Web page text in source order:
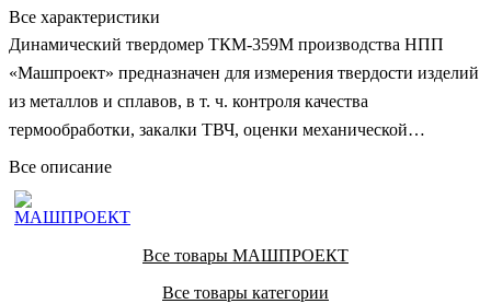
Все характеристики
Динамический твердомер ТКМ-359М производства НПП
«Машпроект» предназначен для измерения твердости изделий
из металлов и сплавов, в т. ч. контроля качества
термообработки, закалки ТВЧ, оценки механической
прочности в лабораторных, производственных или полевых
условиях.
Все описание
Все товары МАШПРОЕКТ
Все товары категории